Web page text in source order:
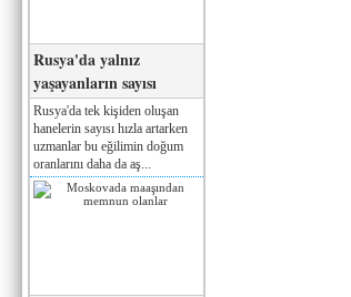
Rusya'da yalnız
yaşayanların sayısı
Rusya'da tek kişiden oluşan
hanelerin sayısı hızla artarken
uzmanlar bu eğilimin doğum
oranlarını daha da aş...